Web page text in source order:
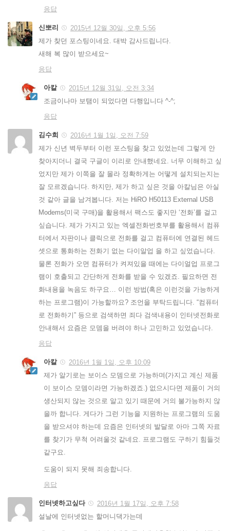
응답
신뽀리
2015년 12월 30일, 오후 5:56
제가 찾던 포스팅이네요. 대박 감사드립니다.
새해 복 많이 받으세요~
응답
아칼
2015년 12월 31일, 오전 3:34
조금이나마 보탬이 되었다면 다행입니다 ^-^;
응답
김수희
2016년 1월 1일, 오전 7:59
제가 신년 벽두부터 이런 포스팅을 찾고 있었는데 그렇게 안
찾아지더니 결국 구글이 이리로 안내했네요. 너무 이해하고 싶
었지만 제가 이쪽을 잘 몰라 정확하게는 어떻게 설치되는지는
잘 모르겠습니다. 하지만, 제가 하고 싶은 것을 아칼님은 아실
것 같아 글을 남겨봅니다. 저는 HiRO H50113 External USB
Modems(미국 구매)을 활용해서 팩스도 좋지만 ‘전화’를 걸고
싶습니다. 제가 가지고 있는 엑셀전화번호부를 활용해서 컴퓨
터에서 자판이나 클릭으로 전화를 걸고 컴퓨터에 연결된 헤드
셋으로 통화하는 전화기 없는 다이알업 을 하고 싶었습니다.
물론 전화가 오면 컴퓨터가 켜져있을 때에는 다이얼업 프로그
램이 호출되고 간단하게 전화를 받을 수 있겠죠. 필요하면 전
화내용을 녹음도 하구요… 이런 방법(혹은 이런것을 가능하게
하는 프로그램)이 가능할까요? 조언을 부탁드립니다. “컴퓨터
로 전화하기” 등으로 검색하면 죄다 검색내용이 인터넷전화로
안내해서 요즘은 모뎀을 버려야 하나 고민하고 있었습니다.
응답
아칼
2016년 1월 1일, 오후 10:09
제가 알기로는 보이스 모뎀으로 가능하며(가지고 계신 제품
이 보이스 모뎀이라면 가능하겠죠.) 없으시다면 제품이 거의
생산되지 않는 것으로 알고 있기 때문에 거의 불가능하지 않
을까 합니다. 게다가 그런 기능을 지원하는 프로그램의 도움
을 받으셔야 하는데 요즘은 인터넷의 발달로 아마 그쪽 자료
를 찾기가 무척 어려울것 같네요. 프로그램도 구하기 힘들것
같구요.
도움이 되지 못해 죄송합니다.
응답
인터넷하고싶다
2016년 1월 17일, 오후 7:58
설날에 인터넷없는 할머니댁가는데